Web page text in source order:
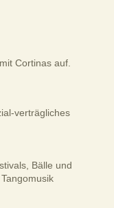
Cortinas auf.
verträgliches
Bälle und